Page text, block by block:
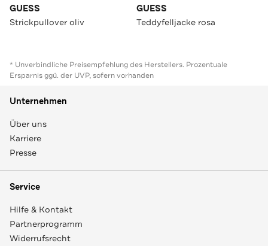
GUESS
Strickpullover oliv
GUESS
Teddyfelljacke rosa
* Unverbindliche Preisempfehlung des Herstellers. Prozentuale
Ersparnis ggü. der UVP, sofern vorhanden
Unternehmen
Über uns
Karriere
Presse
Service
Hilfe & Kontakt
Partnerprogramm
Widerrufsrecht